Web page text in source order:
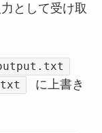
として受け取
に上書き